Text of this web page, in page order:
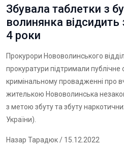
Збувала таблетки з
волинянка
4 роки
Прокурори Нововолинського
прокуратури підтримали
кримінальному провадженні про
жителькою Нововолинська
з метою збуту та збуту
України).
Назар Тарадюк/ 15.12.2022